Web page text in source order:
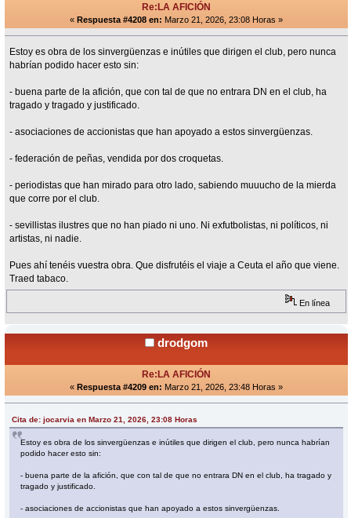
Re:LA AFICIÓN
« Respuesta #4208 en: Marzo 21, 2026, 23:08 Horas »
Estoy es obra de los sinvergüenzas e inútiles que dirigen el club, pero nunca
habrían podido hacer esto sin:
- buena parte de la afición, que con tal de que no entrara DN en el club, ha
tragado y tragado y justificado.
- asociaciones de accionistas que han apoyado a estos sinvergüenzas.
- federación de peñas, vendida por dos croquetas.
- periodistas que han mirado para otro lado, sabiendo muuucho de la mierda
que corre por el club.
- sevillistas ilustres que no han piado ni uno. Ni exfutbolistas, ni políticos, ni
artistas, ni nadie.
Pues ahí tenéis vuestra obra. Que disfrutéis el viaje a Ceuta el año que viene.
Traed tabaco.
En línea
drodgom
Re:LA AFICIÓN
« Respuesta #4209 en: Marzo 21, 2026, 23:48 Horas »
Cita de: jocarvia en Marzo 21, 2026, 23:08 Horas
Estoy es obra de los sinvergüenzas e inútiles que dirigen el club, pero nunca habrían
podido hacer esto sin:
- buena parte de la afición, que con tal de que no entrara DN en el club, ha tragado y
tragado y justificado.
- asociaciones de accionistas que han apoyado a estos sinvergüenzas.